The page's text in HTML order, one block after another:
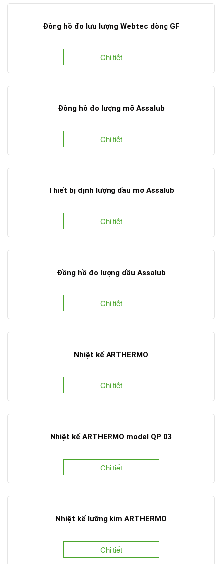
Đồng hồ đo lưu lượng Webtec dòng GF
Chi tiết
Đồng hồ đo lượng mỡ Assalub
Chi tiết
Thiết bị định lượng dầu mỡ Assalub
Chi tiết
Đồng hồ đo lượng dầu Assalub
Chi tiết
Nhiệt kế ARTHERMO
Chi tiết
Nhiệt kế ARTHERMO model QP 03
Chi tiết
Nhiệt kế lưỡng kim ARTHERMO
Chi tiết